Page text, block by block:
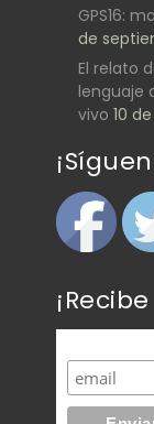
GPS16:
de
El relato
lenguaje
vivo 10